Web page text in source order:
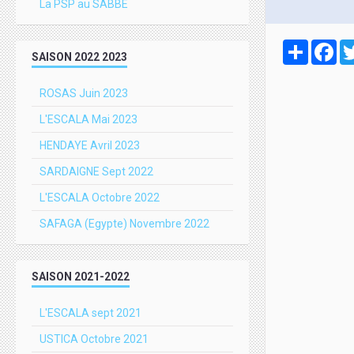
Partager
La PSP au SABBE
SAISON 2022 2023
ROSAS Juin 2023
L'ESCALA Mai 2023
HENDAYE Avril 2023
SARDAIGNE Sept 2022
L'ESCALA Octobre 2022
SAFAGA (Egypte) Novembre 2022
SAISON 2021-2022
L'ESCALA sept 2021
USTICA Octobre 2021